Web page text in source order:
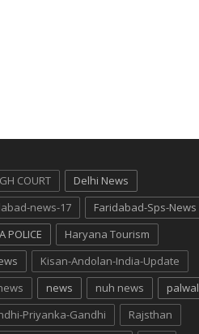
COURT
Delhi News
news-17
Faridabad-Sps-News
POLICE
Haryana Tourism
Kisan-Andolan-India-Update
news nuh news
palwal
Priyanka-Gandhi Rajsthan